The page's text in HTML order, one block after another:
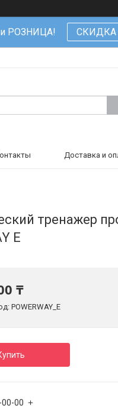
и РОЗНИЦА! СКИДКА
Доставка и
тренажер
E
₸
POWERWAY_E
00-00